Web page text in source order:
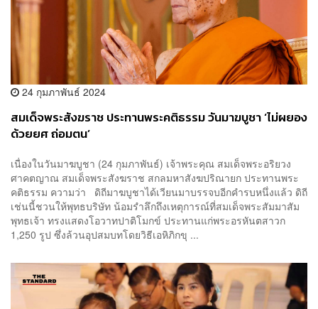
24 กุมภาพันธ์ 2024
สมเด็จพระสังฆราช ประทานพระคติธรรม วันมาฆบูชา ‘ไม่ผยอง
ด้วยยศ ถ่อมตน’
เนื่องในวันมาฆบูชา (24 กุมภาพันธ์) เจ้าพระคุณ สมเด็จพระอริยวง
ศาคตญาณ สมเด็จพระสังฆราช สกลมหาสังฆปริณายก ประทานพระ
คติธรรม ความว่า ดิถีมาฆบูชาได้เวียนมาบรรจบอีกคำรบหนึ่งแล้ว ดิถี
เช่นนี้ชวนให้พุทธบริษัท น้อมรำลึกถึงเหตุการณ์ที่สมเด็จพระสัมมาสัม
พุทธเจ้า ทรงแสดงโอวาทปาติโมกข์ ประทานแก่พระอรหันตสาวก
1,250 รูป ซึ่งล้วนอุปสมบทโดยวิธีเอหิภิกขุ ...